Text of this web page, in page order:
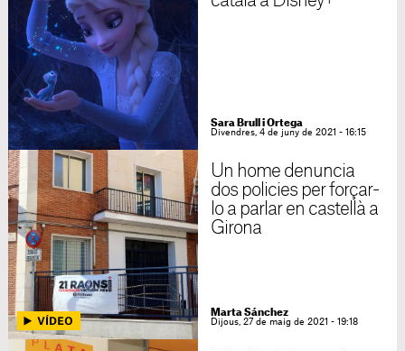
Sara Brull i Ortega
Divendres, 4 de juny de 2021 - 16:15
Un home denuncia
dos policies per forçar-
lo a parlar en castellà a
Girona
Marta Sánchez
Dijous, 27 de maig de 2021 - 19:18